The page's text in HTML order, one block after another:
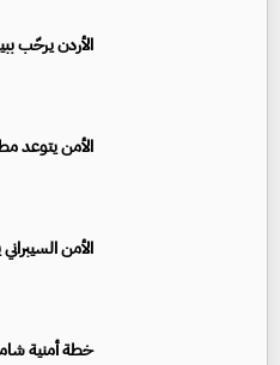
الأردن يرحّب
الأمن يتوعد
الأمن
خطة أمنية